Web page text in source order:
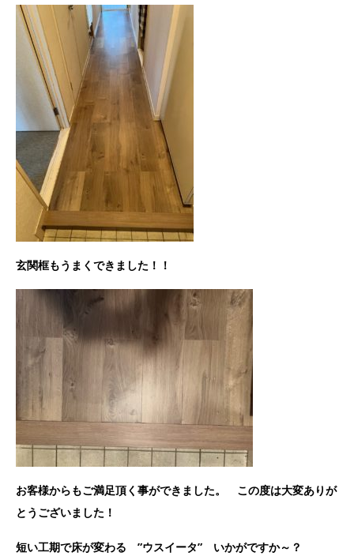
玄関框もうまくできました！！
お客様からもご満足頂く事ができました。 この度は大変ありが
とうございました！
短い工期で床が変わる ”ウスイータ” いかがですか～？